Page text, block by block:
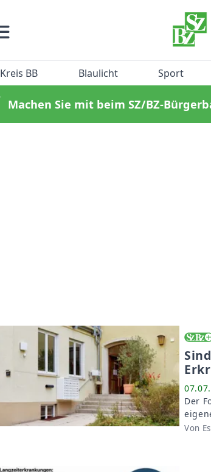
Kreis BB Blaulicht Sport
Machen Sie mit beim SZ/BZ-
Der
Von